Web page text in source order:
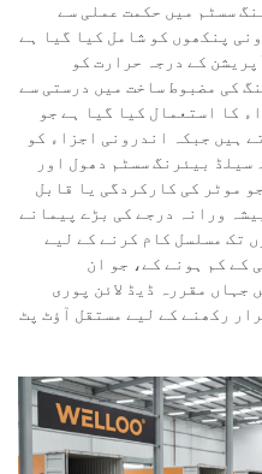
سسٹم میں حکمت عملی سے
پنکھوں کو شامل کیا گیا ہے
کے درجہ حرارت کو
کی مضبوط ساخت میں درستی سے
کا استعمال کیا گیا ہے جو
ہیں جبکہ اندرونی اجزاء کو
بیئرنگ سسٹم دھول اور
موٹر کی کارکردگی یا قابل
ورانہ درجے کی بڑے پیمانے
تک مسلسل کام کرنے کے لیے
کے کم ہونے کے، جو ان
جہاں مقررہ ڈیڈ لائن پوری
رکھنے کے لیے مستقل آؤٹ پٹ